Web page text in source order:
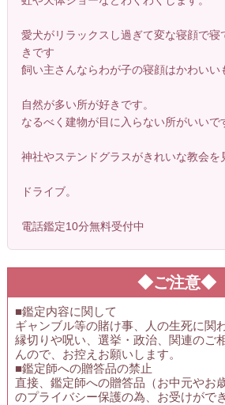
愛犬がリラックスし過ぎて変な寝顔で寝
きです
飼い主さんならわが子の寝顔はかわいい
自然が多い所が好きです。
なるべく建物が目に入らない所がいいで
神社やステンドグラスがきれいな教会
ドライブ。
電話鑑定10分無料受付中
◆ご注意◆
■鑑定内容に関して
ギャンブル等の賭け事、人の生死に関
縁切りや呪い、選挙・政治、関連のご
んので、お控えお願いします。
■鑑定師への贈答品の禁止
直接、鑑定師への贈答品（お中元やお
のプライバシー保護の為、お受けがで